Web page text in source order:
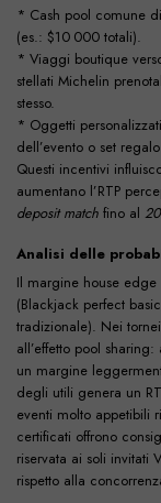
* Cash pool comune
(es.: $10 000 totali).
* Viaggi boutique
stellati Michelin
stesso.
* Oggetti
dell’evento o set
Questi incentivi
aumentano l’RTP
deposit match fino al
Analisi delle
Il margine house
(Blackjack perfect
tradizionale). Nei
all’effetto pool
un margine
degli utili genera un
eventi molto appetibili
certificati offrono
riservata ai soli invit­⁠a⁠ti
rispetto alla